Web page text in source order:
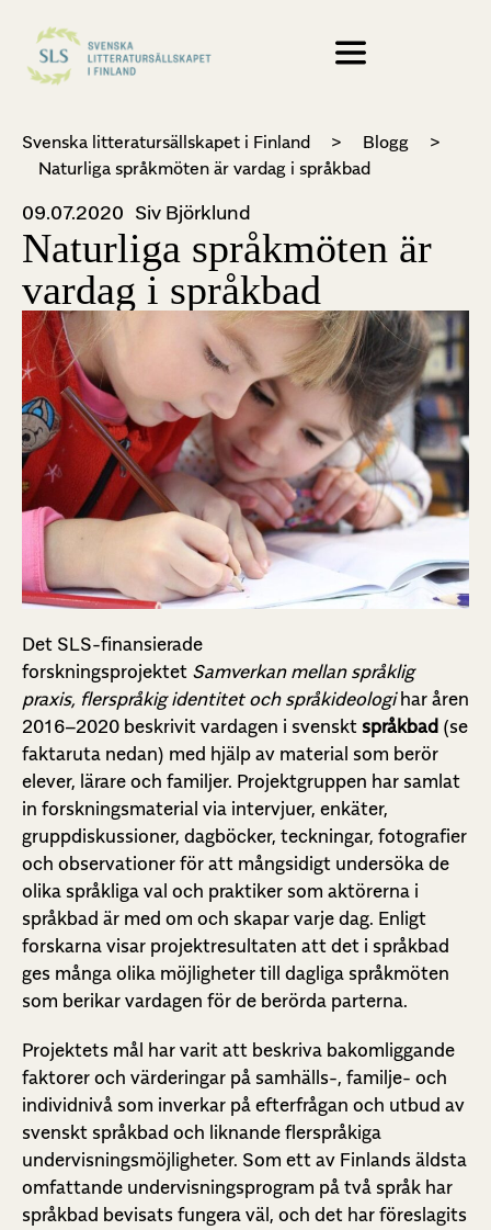
Svenska litteratursällskapet i Finland > Blogg
>
Naturliga språkmöten är vardag i språkbad
09.07.2020 Siv Björklund
Naturliga språkmöten är
vardag i språkbad
Det SLS-finansierade
forskningsprojektet Samverkan mellan språklig
praxis, flerspråkig identitet och språkideologihar åren
2016–2020 beskrivit vardagen i svenskt språkbad (se
faktaruta nedan) med hjälp av material som berör
elever, lärare och familjer. Projektgruppen har samlat
in forskningsmaterial via intervjuer, enkäter,
gruppdiskussioner, dagböcker, teckningar, fotografier
och observationer för att mångsidigt undersöka de
olika språkliga val och praktiker som aktörerna i
språkbad är med om och skapar varje dag. Enligt
forskarna visar projektresultaten att det i språkbad
ges många olika möjligheter till dagliga språkmöten
som berikar vardagen för de berörda parterna.
Projektets mål har varit att beskriva bakomliggande
faktorer och värderingar på samhälls-, familje- och
individnivå som inverkar på efterfrågan och utbud av
svenskt språkbad och liknande flerspråkiga
undervisningsmöjligheter. Som ett av Finlands äldsta
omfattande undervisningsprogram på två språk har
språkbad bevisats fungera väl, och det har föreslagits